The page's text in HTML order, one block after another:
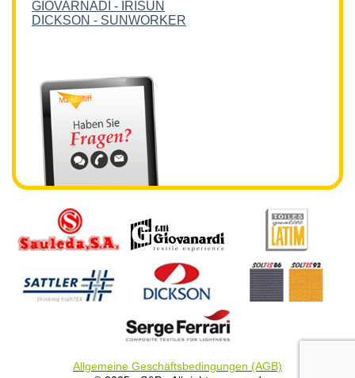
GIOVARNADI - IRISUN
DICKSON - SUNWORKER
Allgemeine Geschäftsbedingungen (AGB)